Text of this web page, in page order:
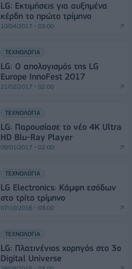
LG: Εκτιμήσεις για αυξημένα
κέρδη το πρώτο τρίμηνο
10/04/2017 - 03:00
ΤΕΧΝΟΛΟΓΙΑ
LG: Ο απολογισμός της LG
Europe InnoFest 2017
21/02/2017 - 02:00
ΤΕΧΝΟΛΟΓΙΑ
LG: Παρουσίασε το νέο 4K Ultra
HD Blu-Ray Player
09/01/2017 - 02:00
ΤΕΧΝΟΛΟΓΙΑ
LG Electronics: Κάμψη εσόδων
στο τρίτο τρίμηνο
07/10/2016 - 03:00
ΤΕΧΝΟΛΟΓΙΑ
LG: Πλατινένιος χορηγός στο 3ο
Digital Universe